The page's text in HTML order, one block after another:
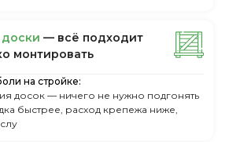
— всё подходит
монтировать
на стройке:
досок — ничего не нужно подгонять
быстрее, расход крепежа ниже,